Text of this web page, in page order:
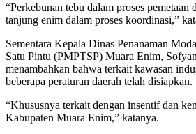
“Perkebunan tebu dalam proses pemetaan
tanjung enim dalam proses koordinasi,”
Sementara Kepala Dinas Penanaman
Satu Pintu (PMPTSP) Muara Enim,
menambahkan bahwa terkait kawasan
beberapa peraturan daerah telah disiapkan.
“Khususnya terkait dengan insentif dan
Kabupaten Muara Enim,” katanya.